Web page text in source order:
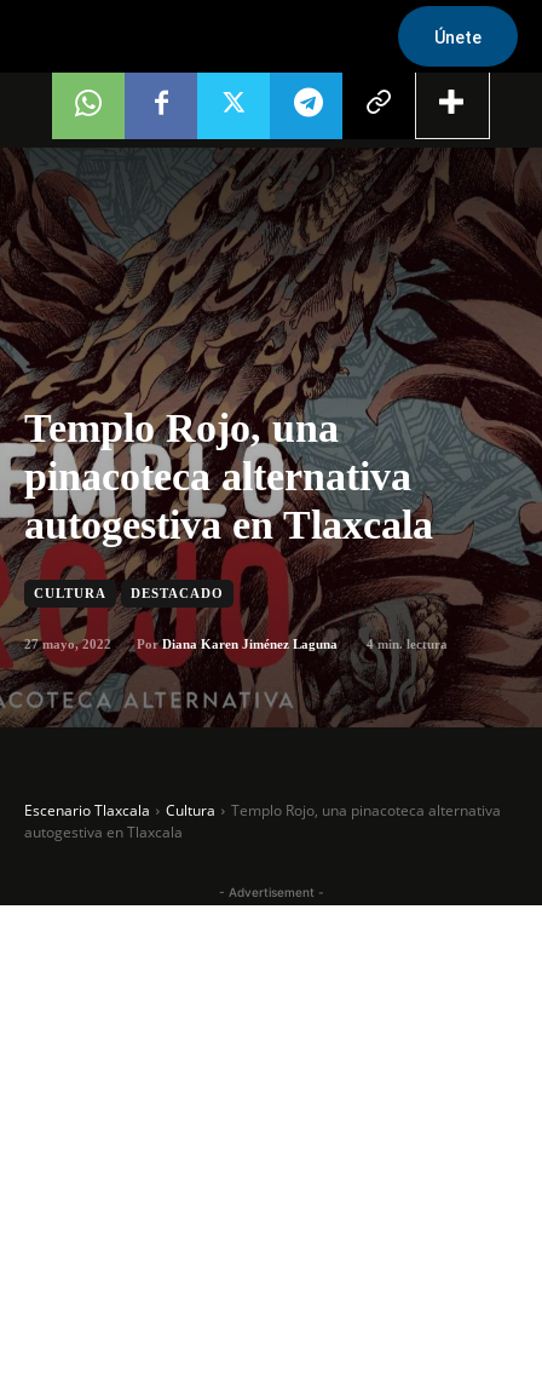
Únete
Templo Rojo, una
pinacoteca alternativa
autogestiva en Tlaxcala
CULTURA DESTACADO
27 mayo, 2022 Por Diana Karen Jiménez Laguna 4min. lectura
Escenario Tlaxcala Cultura
Templo Rojo, una pinacoteca alternativa
autogestiva en Tlaxcala
- Advertisement -